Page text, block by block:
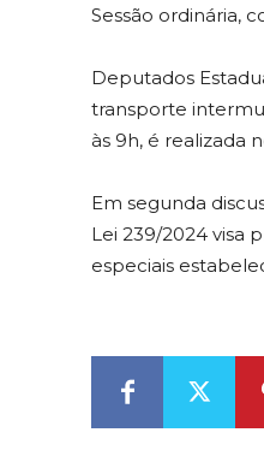
Sessão ordinária,
Deputados
transporte
às 9h, é realizada
Em segunda
Lei 239/2024 visa
especiais